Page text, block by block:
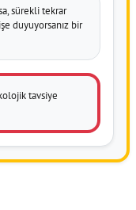
sürekli tekrar
duyuyorsanız bir
tavsiye